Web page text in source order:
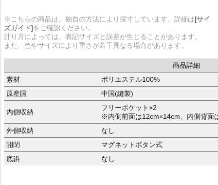
※こちらの商品は、独自の方法により採寸しています。詳細は[サイ
ズガイド]をご確認ください。
計り方によっては、表記サイズと誤差が生じることがあります。
また、色やサイズにより重さが若干異なる場合があります。
商品詳細
素材
ポリエステル100%
原産国
中国(縫製)
内側収納
フリーポケット×2
※内側前面は12cm×14cm、内側背面
外側収納
なし
開閉
マグネットボタン式
底鋲
なし